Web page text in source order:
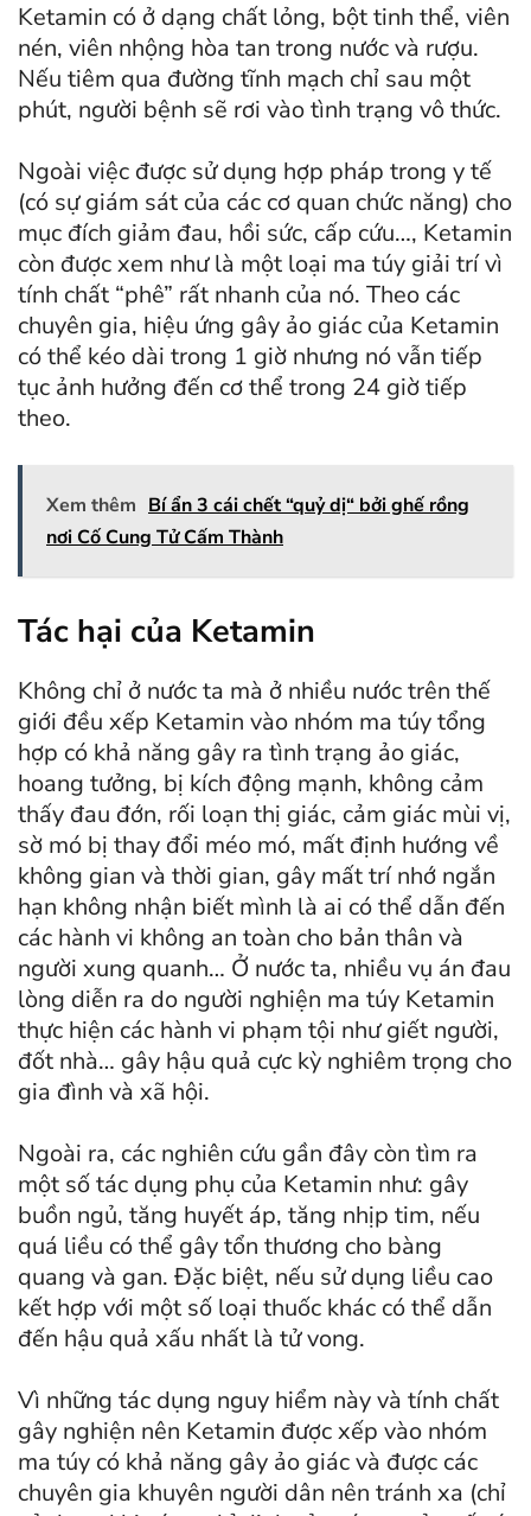
Ketamin có ở dạng chất lỏng, bột tinh thể, viên
nén, viên nhộng hòa tan trong nước và rượu.
Nếu tiêm qua đường tĩnh mạch chỉ sau một
phút, người bệnh sẽ rơi vào tình trạng vô thức.
Ngoài việc được sử dụng hợp pháp trong y tế
(có sự giám sát của các cơ quan chức năng) cho
mục đích giảm đau, hồi sức, cấp cứu…, Ketamin
còn được xem như là một loại ma túy giải trí vì
tính chất “phê” rất nhanh của nó. Theo các
chuyên gia, hiệu ứng gây ảo giác của Ketamin
có thể kéo dài trong 1 giờ nhưng nó vẫn tiếp
tục ảnh hưởng đến cơ thể trong 24 giờ tiếp
theo.
Xem thêm Bí ẩn 3 cái chết “quỷ dị“ bởi ghế rồng
nơi Cố Cung Tử Cấm Thành
Tác hại của Ketamin
Không chỉ ở nước ta mà ở nhiều nước trên thế
giới đều xếp Ketamin vào nhóm ma túy tổng
hợp có khả năng gây ra tình trạng ảo giác,
hoang tưởng, bị kích động mạnh, không cảm
thấy đau đớn, rối loạn thị giác, cảm giác mùi vị,
sờ mó bị thay đổi méo mó, mất định hướng về
không gian và thời gian, gây mất trí nhớ ngắn
hạn không nhận biết mình là ai có thể dẫn đến
các hành vi không an toàn cho bản thân và
người xung quanh… Ở nước ta, nhiều vụ án đau
lòng diễn ra do người nghiện ma túy Ketamin
thực hiện các hành vi phạm tội như giết người,
đốt nhà… gây hậu quả cực kỳ nghiêm trọng cho
gia đình và xã hội.
Ngoài ra, các nghiên cứu gần đây còn tìm ra
một số tác dụng phụ của Ketamin như: gây
buồn ngủ, tăng huyết áp, tăng nhịp tim, nếu
quá liều có thể gây tổn thương cho bàng
quang và gan. Đặc biệt, nếu sử dụng liều cao
kết hợp với một số loại thuốc khác có thể dẫn
đến hậu quả xấu nhất là tử vong.
Vì những tác dụng nguy hiểm này và tính chất
gây nghiện nên Ketamin được xếp vào nhóm
ma túy có khả năng gây ảo giác và được các
chuyên gia khuyên người dân nên tránh xa (chỉ